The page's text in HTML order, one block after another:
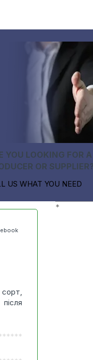
YOU LOOKING FOR A
OR
US WHAT YOU NEED
*